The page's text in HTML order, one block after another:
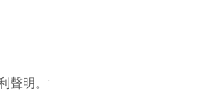
聲明。: